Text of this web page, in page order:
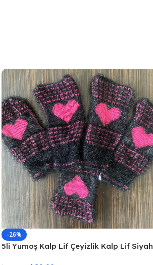
-26%
5li Yumoş Kalp Lif Çeyizlik Kalp Lif Siyah